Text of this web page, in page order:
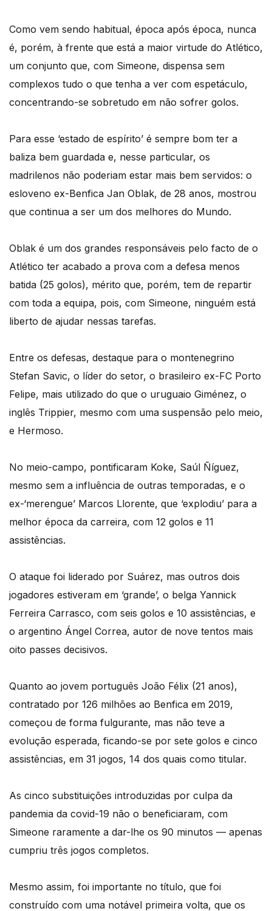
Como vem sendo habitual, época após época, nunca
é, porém, à frente que está a maior virtude do Atlético,
um conjunto que, com Simeone, dispensa sem
complexos tudo o que tenha a ver com espetáculo,
concentrando-se sobretudo em não sofrer golos.
Para esse ‘estado de espírito’ é sempre bom ter a
baliza bem guardada e, nesse particular, os
madrilenos não poderiam estar mais bem servidos: o
esloveno ex-Benfica Jan Oblak, de 28 anos, mostrou
que continua a ser um dos melhores do Mundo.
Oblak é um dos grandes responsáveis pelo facto de o
Atlético ter acabado a prova com a defesa menos
batida (25 golos), mérito que, porém, tem de repartir
com toda a equipa, pois, com Simeone, ninguém está
liberto de ajudar nessas tarefas.
Entre os defesas, destaque para o montenegrino
Stefan Savic, o líder do setor, o brasileiro ex-FC Porto
Felipe, mais utilizado do que o uruguaio Giménez, o
inglês Trippier, mesmo com uma suspensão pelo meio,
e Hermoso.
No meio-campo, pontificaram Koke, Saúl Ñíguez,
mesmo sem a influência de outras temporadas, e o
ex-‘merengue’ Marcos Llorente, que ‘explodiu’ para a
melhor época da carreira, com 12 golos e 11
assistências.
O ataque foi liderado por Suárez, mas outros dois
jogadores estiveram em ‘grande’, o belga Yannick
Ferreira Carrasco, com seis golos e 10 assistências, e
o argentino Ángel Correa, autor de nove tentos mais
oito passes decisivos.
Quanto ao jovem português João Félix (21 anos),
contratado por 126 milhões ao Benfica em 2019,
começou de forma fulgurante, mas não teve a
evolução esperada, ficando-se por sete golos e cinco
assistências, em 31 jogos, 14 dos quais como titular.
As cinco substituições introduzidas por culpa da
pandemia da covid-19 não o beneficiaram, com
Simeone raramente a dar-lhe os 90 minutos — apenas
cumpriu três jogos completos.
Mesmo assim, foi importante no título, que foi
construído com uma notável primeira volta, que os